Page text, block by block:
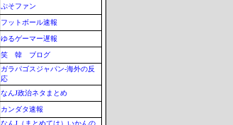
ぷそファン
フットボール速報
ゆるゲーマー遅報
笑 韓 ブログ
ガラパゴスジャパン-海外の反
応
なんJ政治ネタまとめ
カンダタ速報
なんJ（まとめては）いかんの